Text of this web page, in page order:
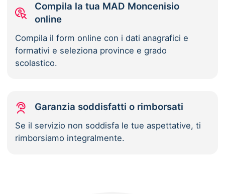
Compila la tua MAD Moncenisio
online
Compila il form online con i dati anagrafici e
formativi e seleziona province e grado
scolastico.
Garanzia soddisfatti o rimborsati
Se il servizio non soddisfa le tue aspettative, ti
rimborsiamo integralmente.